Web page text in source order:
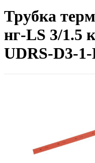
Трубка
нг-LS 3/1.5
UDRS-D3-